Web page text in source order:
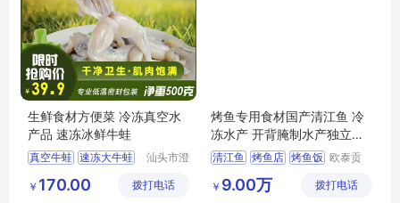
生鲜食材方便菜 冷冻真空水
产品 速冻冰鲜牛蛙
真空牛蛙 速冻大牛蛙
海鲜水产品
汕头市澄
水产有限
￥ 170.00 拨打电话
烤鱼专用食材国产清江鱼 冷
冻水产 开背腌制水产独立包
装
清江鱼 烤鱼店 烤鱼饭
烤鱼爆品
欧泰贡
食品有限
￥ 9.00万 拨打电话